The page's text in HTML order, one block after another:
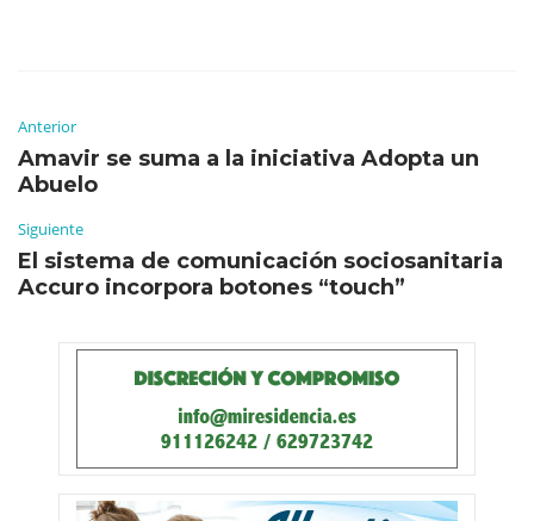
Anterior
Amavir se suma a la iniciativa Adopta un
Abuelo
Siguiente
El sistema de comunicación sociosanitaria
Accuro incorpora botones “touch”